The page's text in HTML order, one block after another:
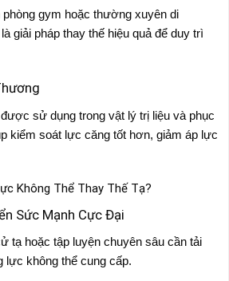
phòng gym hoặc thường xuyên di
giải pháp thay thế hiệu quả để duy trì
sử dụng trong vật lý trị liệu và phục
kiểm soát lực căng tốt hơn, giảm áp lực
Không Thể Thay Thế Tạ?
Sức Mạnh Cực Đại
tạ hoặc tập luyện chuyên sâu cần tải
lực không thể cung cấp.